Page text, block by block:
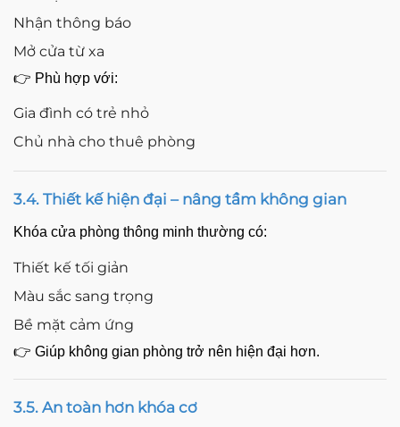
Nhận thông báo
Mở cửa từ xa
👉 Phù hợp với:
Gia đình có trẻ nhỏ
Chủ nhà cho thuê phòng
3.4. Thiết kế hiện đại – nâng tầm không gian
Khóa cửa phòng thông minh thường có:
Thiết kế tối giản
Màu sắc sang trọng
Bề mặt cảm ứng
👉 Giúp không gian phòng trở nên hiện đại hơn.
3.5. An toàn hơn khóa cơ